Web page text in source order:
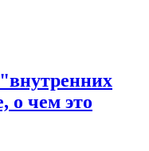
о чем это